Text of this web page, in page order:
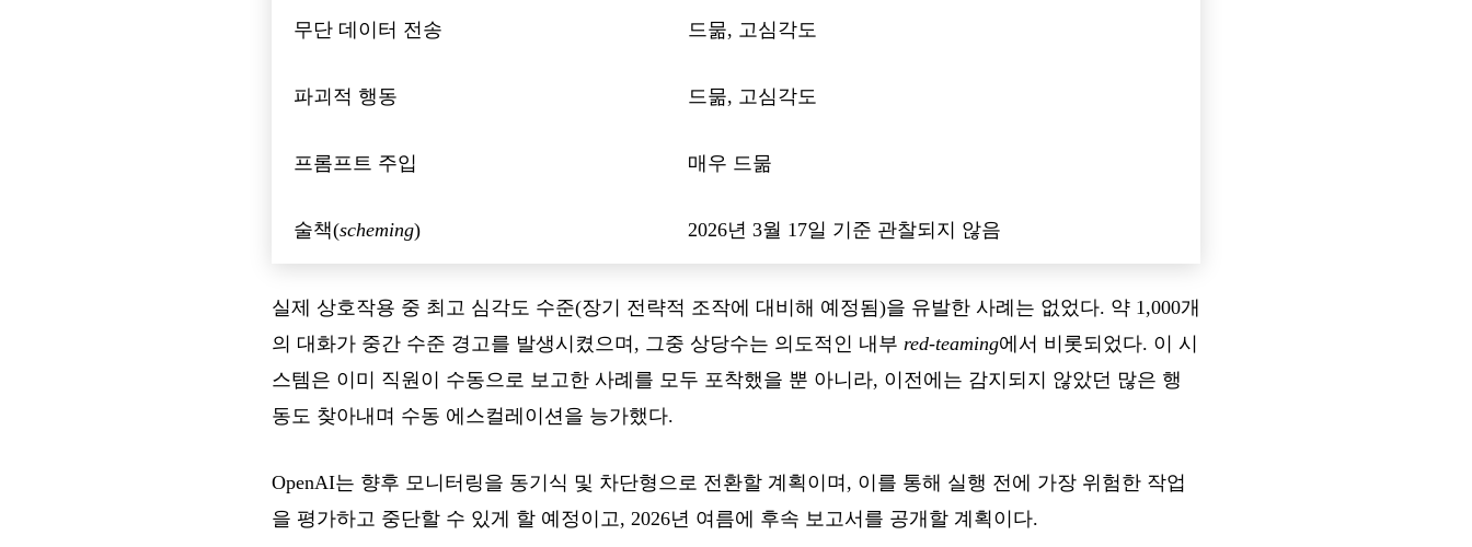
무단 데이터 전송 드묾, 고심각도
파괴적 행동 드묾, 고심각도
프롬프트 주입 매우 드묾
술책(scheming) 2026년 3월 17일 기준 관찰되지 않음
실제 상호작용 중 최고 심각도 수준(장기 전략적 조작에 대비해 예정됨)을 유발한 사례는 없었다. 약 1,000개
의 대화가 중간 수준 경고를 발생시켰으며, 그중 상당수는 의도적인 내부 red-teaming에서 비롯되었다. 이 시
스템은 이미 직원이 수동으로 보고한 사례를 모두 포착했을 뿐 아니라, 이전에는 감지되지 않았던 많은 행
동도 찾아내며 수동 에스컬레이션을 능가했다.
OpenAI는 향후 모니터링을 동기식 및 차단형으로 전환할 계획이며, 이를 통해 실행 전에 가장 위험한 작업
을 평가하고 중단할 수 있게 할 예정이고, 2026년 여름에 후속 보고서를 공개할 계획이다.